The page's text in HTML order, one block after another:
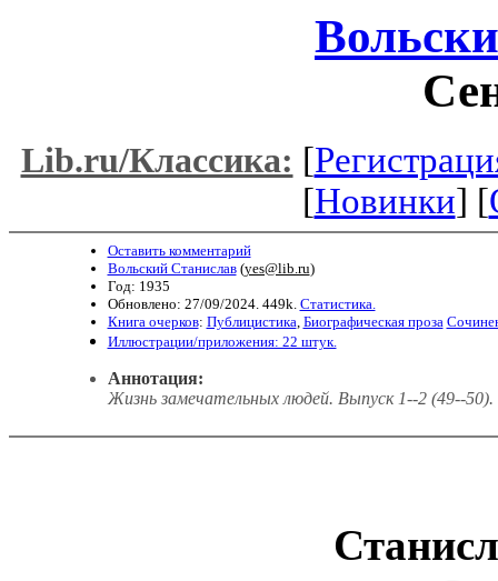
Lib.ru/Классика: [
[Новинки] [
Оставить комментарий
Вольский Станислав(yes@lib.ru)
Год: 1935
Обновлено: 27/09/2024. 449k. Статистика.
Книга очерков: Публицистика Биографическая проза
Иллюстрации/приложения: 22 штук.
Аннотация:
Жизнь замечательных людей. Выпуск 1--2 (49--50).